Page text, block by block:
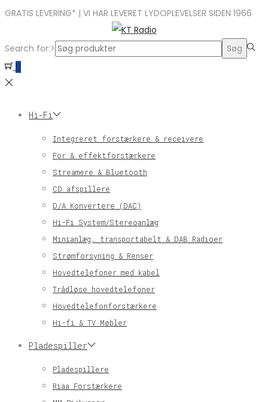
GRATIS LEVERING* | VI HAR LEVERET LYDOPLEVELSER SIDEN 1966
Search for:>
Søg
0
Hi-Fi
Integreret forstærkere & receivere
For & effektforstærkere
Streamere & Bluetooth
CD afspillere
D/A Konvertere (DAC)
Hi-Fi System/Stereoanlæg
Minianlæg, transportabelt & DAB Radioer
Strømforsyning & Renser
Hovedtelefoner med kabel
Trådløse hovedtelefoner
Hovedtelefonforstærkere
Hi-fi & TV Møbler
Pladespiller
Pladespillere
Riaa Forstærkere